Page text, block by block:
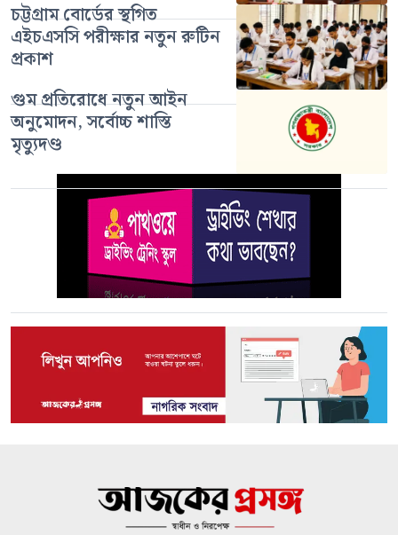
চট্টগ্রাম বোর্ডের স্থগিত
এইচএসসি পরীক্ষার নতুন রুটিন
প্রকাশ
গুম প্রতিরোধে নতুন আইন
অনুমোদন, সর্বোচ্চ শাস্তি
মৃত্যুদণ্ড